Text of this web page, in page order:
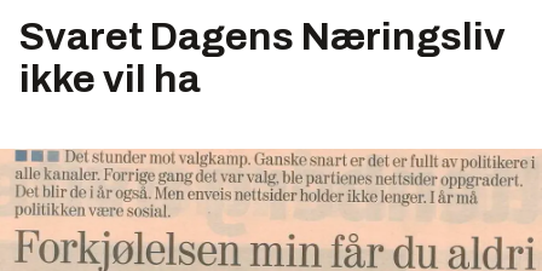
Svaret Dagens Næringsliv
ikke vil ha